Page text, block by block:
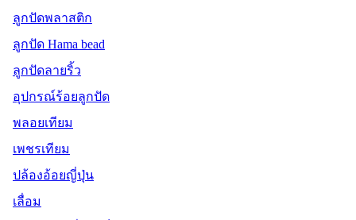
ลูกปัดพลาสติก
ลูกปัด Hama bead
ลูกปัดลายริ้ว
อุปกรณ์ร้อยลูกปัด
พลอยเทียม
เพชรเทียม
ปล้องอ้อยญี่ปุ่น
เลื่อม